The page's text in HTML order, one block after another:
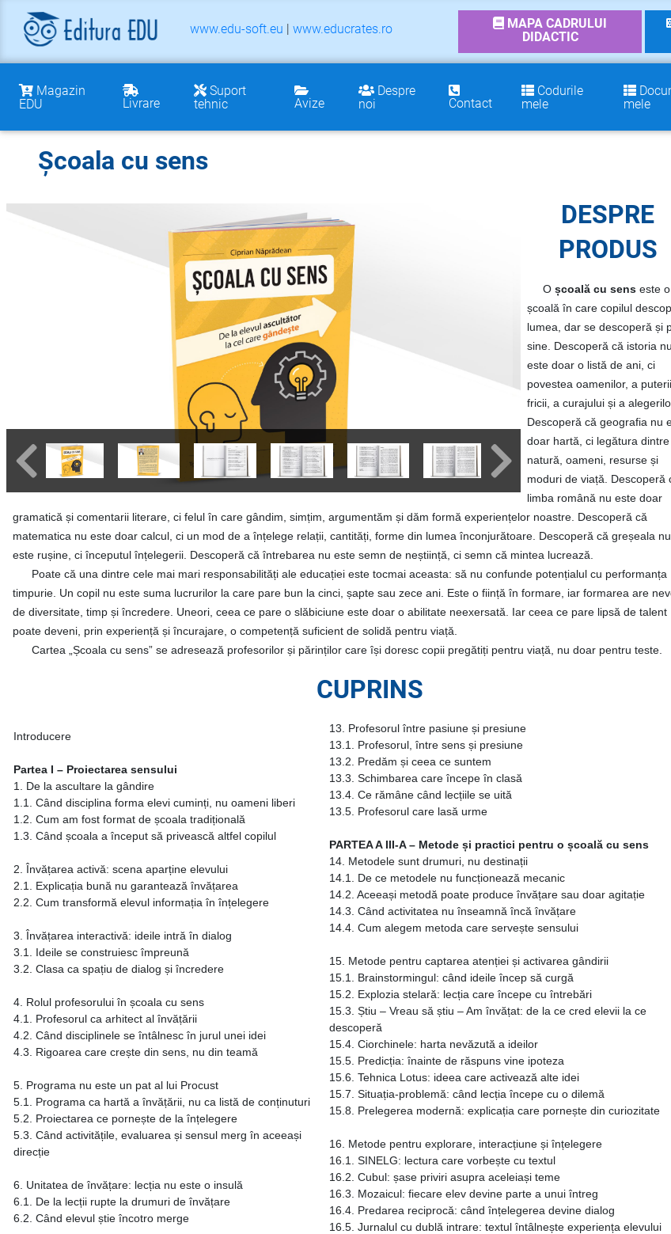
www.edu-soft.eu | www.educrates.ro
MAPA CADRULUI
DIDACTIC
Magazin
EDU
Livrare
Suport
tehnic
Avize
Despre
noi
Contact
Codurile
mele
mele
Școala cu sens
DESPRE
PRODUS
O școală cu sens este o
școală în care copilul
lumea, dar se descoperă și
sine. Descoperă că istoria nu
este doar o listă de ani, ci
povestea oamenilor, a
fricii, a curajului și a
Descoperă că geografia nu
doar hartă, ci legătura dintre
natură, oameni, resurse și
moduri de viață. Descoperă
limba română nu este doar
gramatică și comentarii literare, ci felul în care gândim, simțim, argumentăm și dăm formă experiențelor noastre. Descoperă că
matematica nu este doar calcul, ci un mod de a înțelege relații, cantități, forme din lumea înconjurătoare. Descoperă că greșeala nu
este rușine, ci începutul înțelegerii. Descoperă că întrebarea nu este semn de neștiință, ci semn că mintea lucrează.
Poate că una dintre cele mai mari responsabilități ale educației este tocmai aceasta: să nu confunde potențialul cu performanța
timpurie. Un copil nu este suma lucrurilor la care pare bun la cinci, șapte sau zece ani. Este o ființă în formare, iar formarea are
de diversitate, timp și încredere. Uneori, ceea ce pare o slăbiciune este doar o abilitate neexersată. Iar ceea ce pare lipsă de talent
poate deveni, prin experiență și încurajare, o competență suficient de solidă pentru viață.
Cartea „Școala cu sens” se adresează profesorilor și părinților care își doresc copii pregătiți pentru viață, nu doar pentru teste.
CUPRINS
Introducere
Partea I – Proiectarea sensului
1. De la ascultare la gândire
1.1. Când disciplina forma elevi cuminți, nu oameni liberi
1.2. Cum am fost format de școala tradițională
1.3. Când școala a început să privească altfel copilul
2. Învățarea activă: scena aparține elevului
2.1. Explicația bună nu garantează învățarea
2.2. Cum transformă elevul informația în înțelegere
3. Învățarea interactivă: ideile intră în dialog
3.1. Ideile se construiesc împreună
3.2. Clasa ca spațiu de dialog și încredere
4. Rolul profesorului în școala cu sens
4.1. Profesorul ca arhitect al învățării
4.2. Când disciplinele se întâlnesc în jurul unei idei
4.3. Rigoarea care crește din sens, nu din teamă
5. Programa nu este un pat al lui Procust
5.1. Programa ca hartă a învățării, nu ca listă de conținuturi
5.2. Proiectarea ce pornește de la înțelegere
5.3. Când activitățile, evaluarea și sensul merg în aceeași
direcție
6. Unitatea de învățare: lecția nu este o insulă
6.1. De la lecții rupte la drumuri de învățare
6.2. Când elevul știe încotro merge
13. Profesorul între pasiune și presiune
13.1. Profesorul, între sens și presiune
13.2. Predăm și ceea ce suntem
13.3. Schimbarea care începe în clasă
13.4. Ce rămâne când lecțiile se uită
13.5. Profesorul care lasă urme
PARTEA A III-A – Metode și practici pentru o școală cu sens
14. Metodele sunt drumuri, nu destinații
14.1. De ce metodele nu funcționează mecanic
14.2. Aceeași metodă poate produce învățare sau doar agitație
14.3. Când activitatea nu înseamnă încă învățare
14.4. Cum alegem metoda care servește sensului
15. Metode pentru captarea atenției și activarea gândirii
15.1. Brainstormingul: când ideile încep să curgă
15.2. Explozia stelară: lecția care începe cu întrebări
15.3. Știu – Vreau să știu – Am învățat: de la ce cred elevii la ce
descoperă
15.4. Ciorchinele: harta nevăzută a ideilor
15.5. Predicția: înainte de răspuns vine ipoteza
15.6. Tehnica Lotus: ideea care activează alte idei
15.7. Situația-problemă: când lecția începe cu o dilemă
15.8. Prelegerea modernă: explicația care pornește din curiozitate
16. Metode pentru explorare, interacțiune și înțelegere
16.1. SINELG: lectura care vorbește cu textul
16.2. Cubul: șase priviri asupra aceleiași teme
16.3. Mozaicul: fiecare elev devine parte a unui întreg
16.4. Predarea reciprocă: când înțelegerea devine dialog
16.5. Jurnalul cu dublă intrare: textul întâlnește experiența